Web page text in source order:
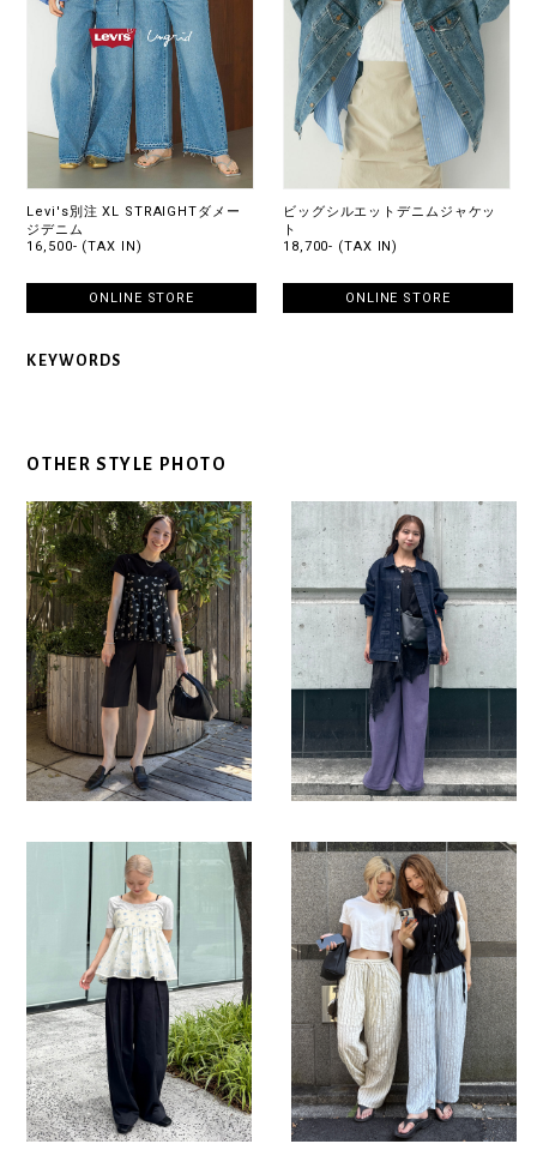
Levi's別注 XL STRAIGHTダメー
ジデニム
16,500- (TAX IN)
ONLINE STORE
ビッグシルエットデニムジャケッ
ト
18,700- (TAX IN)
ONLINE STORE
KEYWORDS
OTHER STYLE PHOTO